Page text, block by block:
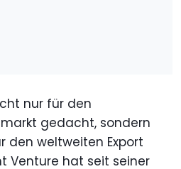
nur für den
gedacht, sondern
den weltweiten Export
Venture hat seit seiner